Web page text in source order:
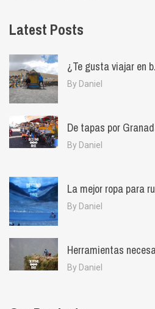
Latest Posts
¿Te gusta viajar en
By Daniel
De tapas por
By Daniel
La mejor ropa para
By Daniel
Herramientas
By Daniel